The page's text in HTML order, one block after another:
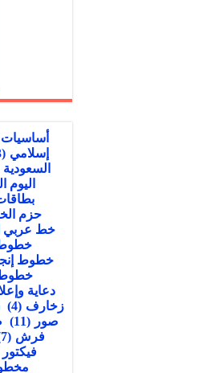
أساسيات
إسلامي (3)
السعودية
اليوم
حزم
خط عربي
خطوط
خطوط
دعاية
زخارف (4)
صور (11)
فرش (7)
فيكتور